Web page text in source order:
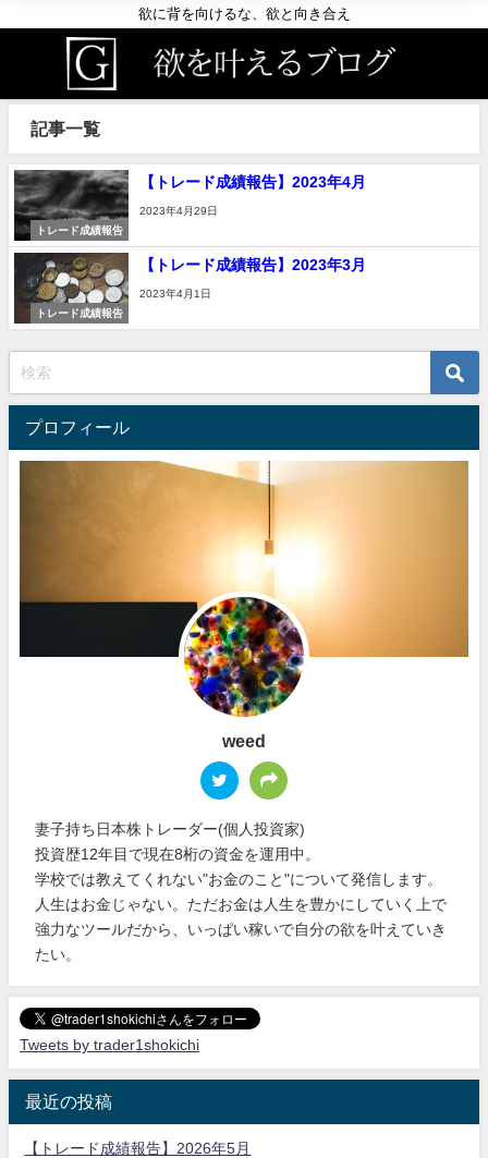
欲に背を向けるな、欲と向き合え
記事一覧
トレード成績報告
【トレード成績報告】2023年4月
2023年4月29日
トレード成績報告
【トレード成績報告】2023年3月
2023年4月1日
プロフィール
weed
妻子持ち日本株トレーダー(個人投資家)
投資歴12年目で現在8桁の資金を運用中。
学校では教えてくれない"お金のこと"について発信します。
人生はお金じゃない。ただお金は人生を豊かにしていく上で
強力なツールだから、いっぱい稼いで自分の欲を叶えていき
たい。
Tweets by trader1shokichi
最近の投稿
【トレード成績報告】2026年5月